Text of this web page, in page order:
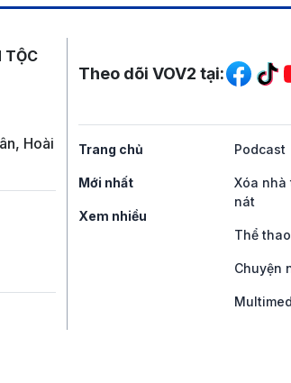
TỘC
Hoài
Mạng xã hội
Theo dõi VOV2 tại:
Trang chủ
Mới nhất
Xem nhiều
Podcast
Xóa nhà
nát
Thể thao
Chuyện